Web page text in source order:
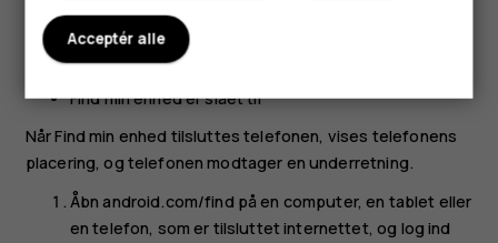
Synlig på Google Play
Placering slået til
Find min enhed er slået til
Når Find min enhed tilsluttes telefonen, vises telefonens
placering, og telefonen modtager en underretning.
Åbn android.com/find på en computer, en tablet eller
en telefon, som er tilsluttet internettet, og log ind
Acceptér alle